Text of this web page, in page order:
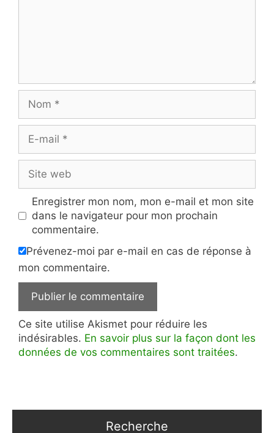
mail
web
Enregistrer mon nom, mon e-mail et mon site
dans le navigateur pour mon prochain
commentaire.
Prévenez-moi par e-mail en cas de réponse à
mon commentaire.
Ce site utilise Akismet pour réduire les
indésirables. En savoir plus sur la façon dont les
données de vos commentaires sont traitées.
Recherche